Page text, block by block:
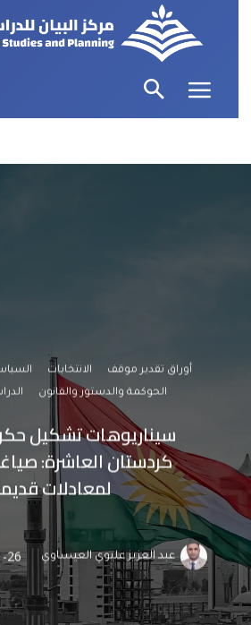
أوراق تقدير موقف الانتخابات
الحوكمة والدستور والقانون
سيناريوهات تشكيل
كردستان العاشرة:
لمعادلات
عبد العزيز عليوي العيساوي 26